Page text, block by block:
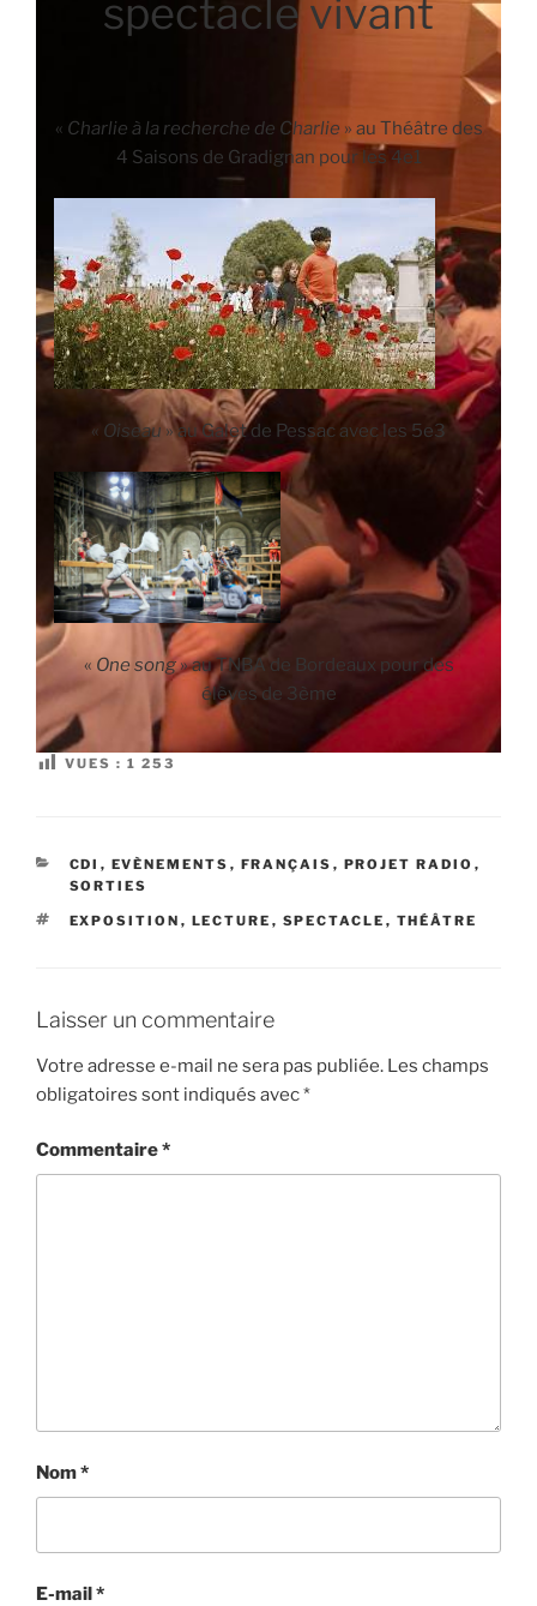
spectacle vivant
« Charlie à la recherche de Charlie » au Théâtre des
4 Saisons de Gradignan pour les 4e1
« Oiseau» au Galet de Pessac avec les 5e3
« One song» au TNBA de Bordeaux pour des
élèves de 3ème
VUES : 1 253
CATÉGORIES
CDI , EVÈNEMENTS , FRANÇAIS , PROJET RADIO ,
SORTIES
ÉTIQUETTES
EXPOSITION , LECTURE , SPECTACLE , THÉÂTRE
Laisser un commentaire
Votre adresse e-mail ne sera pas publiée. Les champs
obligatoires sont indiqués avec*
Commentaire*
Nom*
E-mail*